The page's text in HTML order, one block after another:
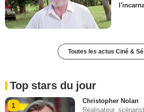
Toutes les actus Ciné &
Top stars du jour
1
Christopher Nolan
Réalisateur,